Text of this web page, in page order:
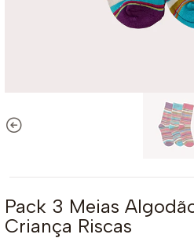
Pack 3 Meias
Criança Riscas